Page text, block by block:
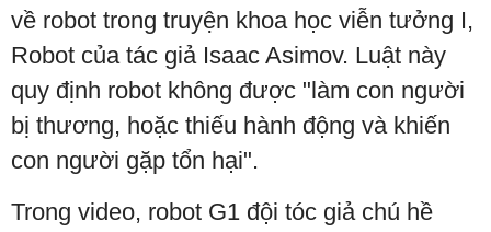
về robot trong truyện khoa học viễn tưởng I,
Robot của tác giả Isaac Asimov. Luật này
quy định robot không được "làm con người
bị thương, hoặc thiếu hành động và khiến
con người gặp tổn hại".
Trong video, robot G1 đội tóc giả chú hề